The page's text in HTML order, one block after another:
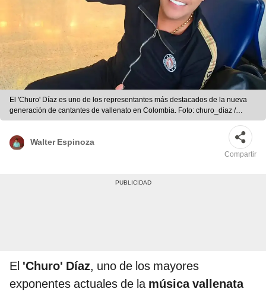
El 'Churo' Díaz es uno de los representantes más destacados de la nueva
generación de cantantes de vallenato en Colombia. Foto: churo_diaz /
Instagram
Walter Espinoza
Compartir
El 'Churo' Díaz, uno de los mayores
exponentes actuales de la música vallenata